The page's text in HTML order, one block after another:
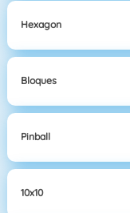
Hexagon
Bloques
Pinball
10x10